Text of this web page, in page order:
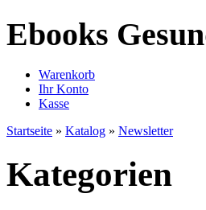
Ebooks
Warenkorb
Ihr Konto
Kasse
Startseite » Katalog » Newsletter
Kategorien